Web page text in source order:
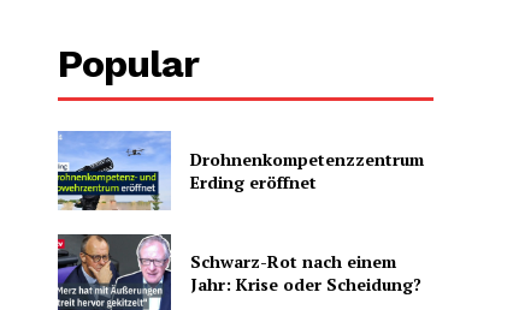
Popular
Drohnenkompetenz­zentrum
Erding eröffnet
Schwarz-Rot nach einem
Jahr: Krise oder Scheidung?